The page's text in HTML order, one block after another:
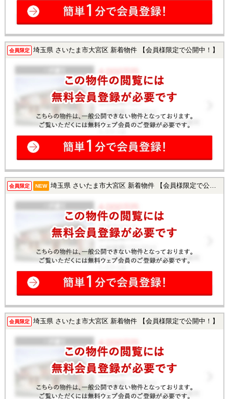
会員限定 埼玉県 さいたま市大宮区 新着物件 【会員様限定で公開中！】
会員限定 NEW 埼玉県 さいたま市大宮区 新着物件 【会員様限定で公開中！】
会員限定 埼玉県 さいたま市大宮区 新着物件 【会員様限定で公開中！】